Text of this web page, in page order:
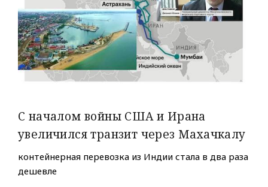
С началом войны США и Ирана
увеличился транзит через Махачкалу
контейнерная перевозка из Индии стала в два раза
дешевле